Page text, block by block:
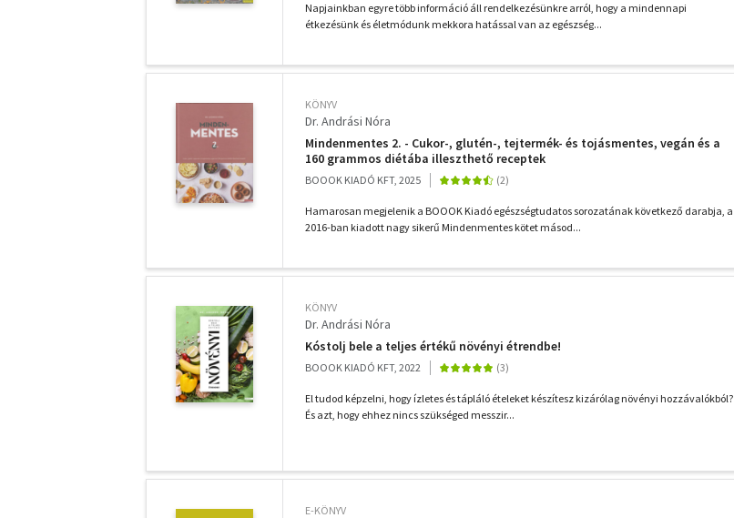
Napjainkban egyre több információ áll rendelkezésünkre arról, hogy a mindennapi
étkezésünk és életmódunk mekkora hatással van az egészség...
KÖNYV
Dr. Andrási Nóra
Mindenmentes 2. - Cukor-, glutén-, tejtermék- és tojásmentes, vegán és a
160 grammos diétába illeszthető receptek
BOOOK KIADÓ KFT, 2025
Hamarosan megjelenik a BOOOK Kiadó egészségtudatos sorozatának következő darabja, a
2016-ban kiadott nagy sikerű Mindenmentes kötet másod...
KÖNYV
Dr. Andrási Nóra
Kóstolj bele a teljes értékű növényi étrendbe!
BOOOK KIADÓ KFT, 2022
El tudod képzelni, hogy ízletes és tápláló ételeket készítesz kizárólag növényi hozzávalókból?
És azt, hogy ehhez nincs szükséged messzir...
E-KÖNYV